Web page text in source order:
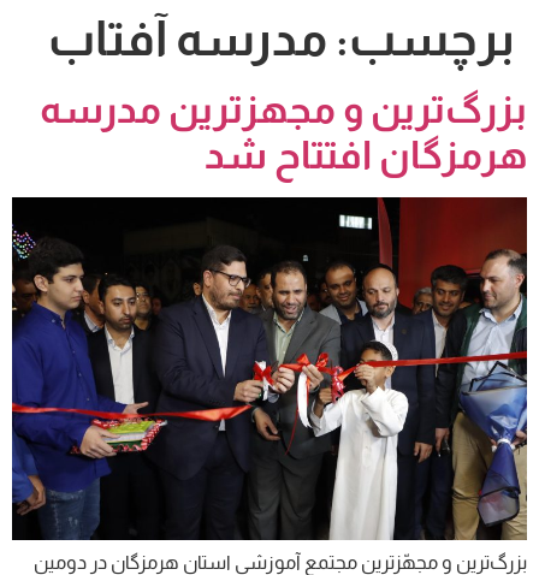
برچسب: مدرسه آفتاب
بزرگ‌ترین و مجهزترین مدرسه
هرمزگان افتتاح شد
بزرگ‌ترین و مجهّزترین مجتمع آموزشی استان هرمزگان در دومین